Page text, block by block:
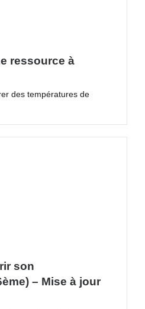
ressource à
des températures de
son
– Mise à jour